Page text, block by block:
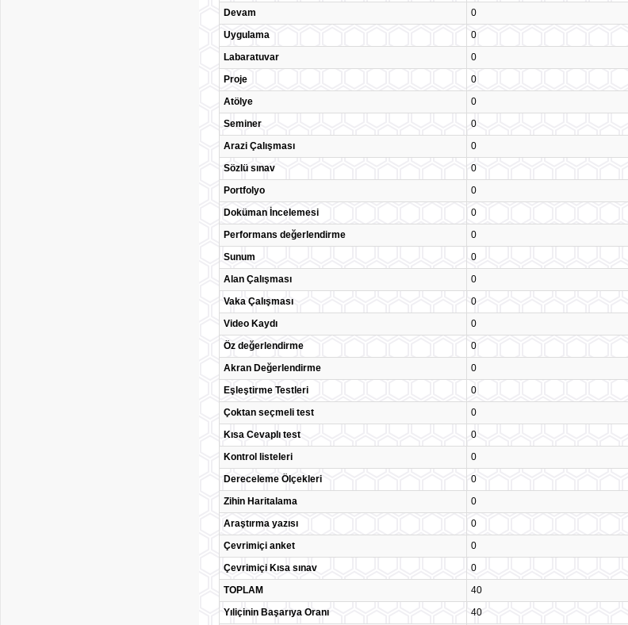
Devam
0
Uygulama
0
Labaratuvar
0
Proje
0
Atölye
0
Seminer
0
Arazi Çalışması
0
Sözlü sınav
0
Portfolyo
0
Doküman İncelemesi
0
Performans değerlendirme
0
Sunum
0
Alan Çalışması
0
Vaka Çalışması
0
Video Kaydı
0
Öz değerlendirme
0
Akran Değerlendirme
0
Eşleştirme Testleri
0
Çoktan seçmeli test
0
Kısa Cevaplı test
0
Kontrol listeleri
0
Dereceleme Ölçekleri
0
Zihin Haritalama
0
Araştırma yazısı
0
Çevrimiçi anket
0
Çevrimiçi Kısa sınav
0
TOPLAM
40
Yıliçinin Başarıya Oranı
40